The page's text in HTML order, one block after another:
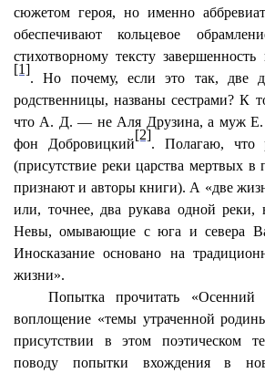
сюжетом героя, но именно
обеспечивают кольцевое
стихотворному тексту
[1]
. Но почему, если это так, две
родственницы, названы сестрами? К
что А. Д. — не Аля Друзина, а муж Е.
фон Добровицкий
[2]
. Полагаю, что
(присутствие реки царства мертвых в
признают и авторы книги). А «две
или, точнее, два рукава одной
Невы, омывающие с юга и севера
Иносказание основано на
жизни».
Попытка прочитать «Осенний
воплощение «темы утраченной
присутствии в этом поэтическом
поводу попытки вхождения в